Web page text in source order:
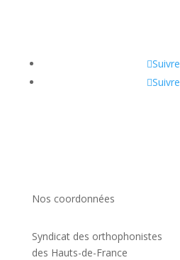
Suivre
Suivre
Nos coordonnées
Syndicat des orthophonistes
des Hauts-de-France